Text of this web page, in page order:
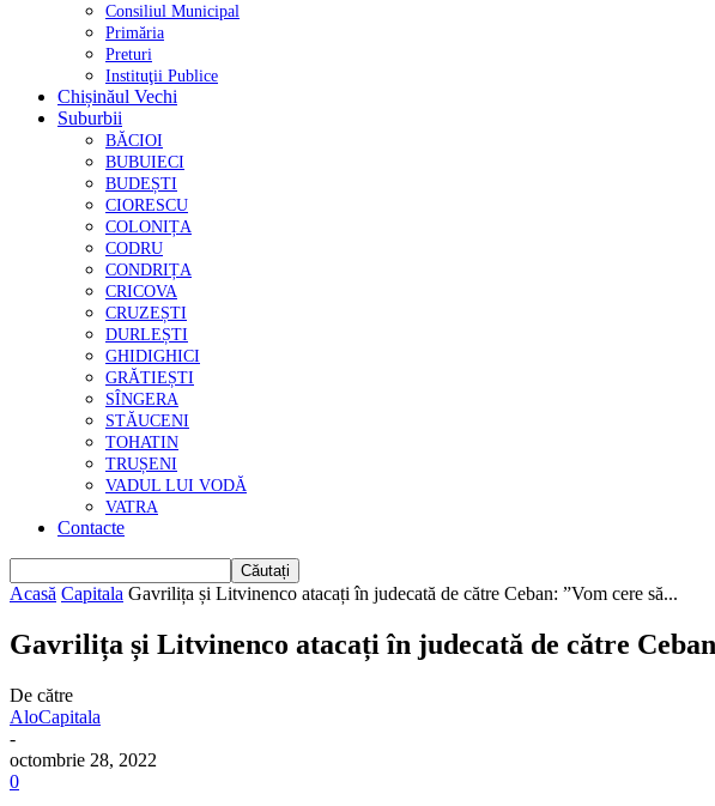
Consiliul Municipal
Primăria
Preturi
Instituţii Publice
Chișinăul Vechi
Suburbii
BĂCIOI
BUBUIECI
BUDEȘTI
CIORESCU
COLONIȚA
CODRU
CONDRIȚA
CRICOVA
CRUZEȘTI
DURLEȘTI
GHIDIGHICI
GRĂTIEȘTI
SÎNGERA
STĂUCENI
TOHATIN
TRUȘENI
VADUL LUI VODĂ
VATRA
Contacte
Acasă Capitala Gavrilița și Litvinenco atacați în judecată de către Ceban: ”Vom cere să...
Gavrilița și Litvinenco atacați în judecată de către
De către
AloCapitala
-
octombrie 28, 2022
0